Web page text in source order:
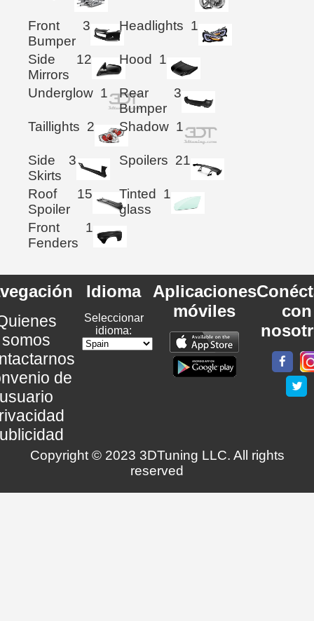
Front
Bumper
3 Headlights 1
Side
Mirrors
12 Hood 1
Underglow 1
Rear
Bumper
3
Taillights 2 Shadow 1
Side
Skirts
3 Spoilers 21
Roof
Spoiler
15
Tinted
glass
1
Front
Fenders
1
somos
de
Idioma
Seleccionar
idioma:
Aplicaciones
móviles
con
Copyright © 2023 3DTuning LLC. All rights
reserved